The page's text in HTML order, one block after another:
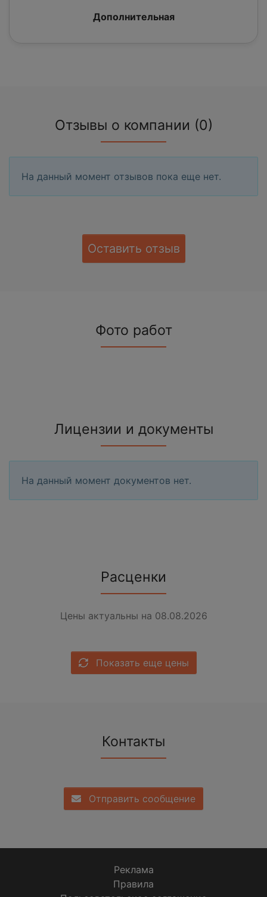
Дополнительная
Отзывы о компании (0)
На данный момент отзывов пока еще нет.
Оставить отзыв
Фото работ
Лицензии и документы
На данный момент документов нет.
Расценки
Цены актуальны на 08.08.2026
Показать еще цены
Контакты
Отправить сообщение
Реклама
Правила